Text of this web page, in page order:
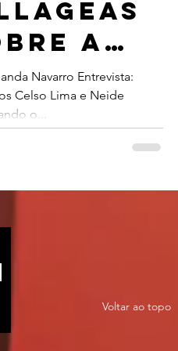
a
e a
nas
Navarro Entrevista:
Celso Lima e Neide
o...
Voltar ao topo